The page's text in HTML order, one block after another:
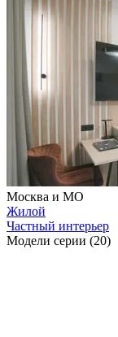
Москва и МО
Жилой
Частный интерьер
Модели серии (20)